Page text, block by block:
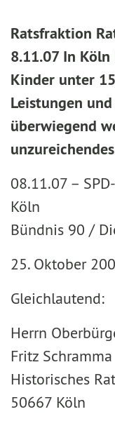
Ratsfraktion
8.11.07 In
Kinder unter
Leistungen
überwiegend
08.11.07 –
Bündnis 90 /
25. Oktober
Gleichlautend:
Herrn
Fritz Schramma
Historisches
50667 Köln